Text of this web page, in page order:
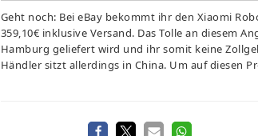
Geht noch: Bei eBay bekommt ihr den Xiaomi
359,10€ inklusive Versand. Das Tolle an diesem
Hamburg geliefert wird und ihr somit keine
Händler sitzt allerdings in China. Um auf diesen